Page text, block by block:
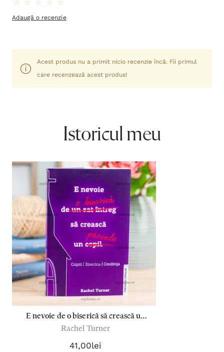
Adaugă o recenzie
Acest produs nu a primit nicio recenzie încă. Fii primul
care recenzează acest produs!
Istoricul meu
E nevoie de o biserică să crească un
părinte
Rachel Turner
41,00lei